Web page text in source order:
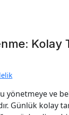
Kolay
ve
Günlük kolay